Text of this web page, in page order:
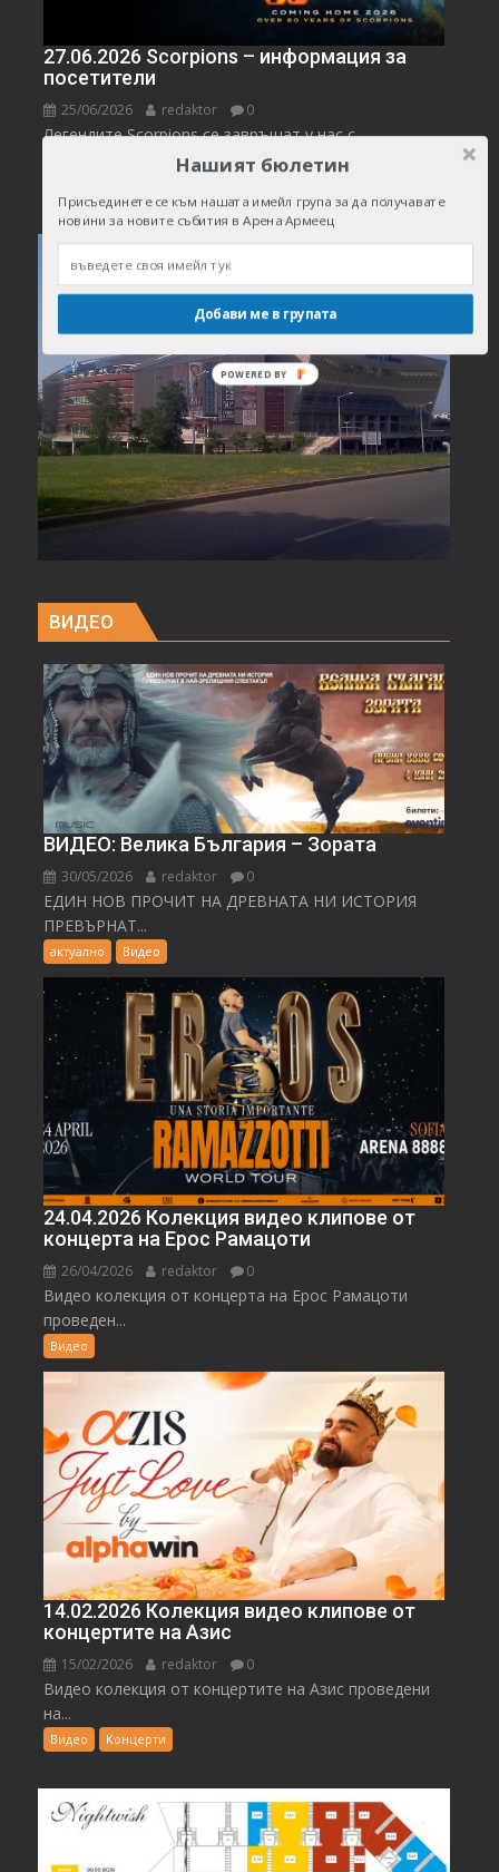
27.06.2026 Scorpions – информация за
посетители
25/06/2026 redaktor 0
Легендите Scorpions се завръщат у нас с
ВИДЕО
ВИДЕО: Велика България – Зората
30/05/2026 redaktor 0
ЕДИН НОВ ПРОЧИТ НА ДРЕВНАТА НИ ИСТОРИЯ
ПРЕВЪРНАТ...
актуално Видео
24.04.2026 Колекция видео клипове от
концерта на Ерос Рамацоти
26/04/2026 redaktor 0
Видео колекция от концерта на Ерос Рамацоти
проведен...
Видео
14.02.2026 Колекция видео клипове от
концертите на Азис
15/02/2026 redaktor 0
Видео колекция от концертите на Азис проведени
на...
Видео Концерти
Нашият бюлетин
Присъединете се към нашата имейл група за да получавате
новини за новите събития в Арена Армеец
Добави ме в групата